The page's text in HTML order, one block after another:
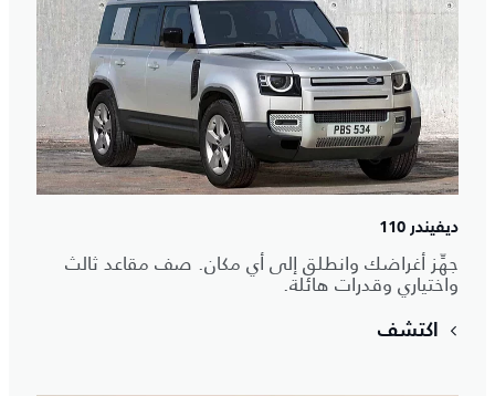
ديفيندر 110
جهِّز أغراضك وانطلق إلى أي مكان. صف مقاعد ثالث
واختياري وقدرات هائلة.
اكتشف